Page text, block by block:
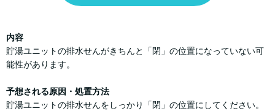
内容
貯湯ユニットの排水せんがきちんと「閉」の位置になっていない可
能性があります。
予想される原因・処置方法
貯湯ユニットの排水せんをしっかり「閉」の位置にしてください。